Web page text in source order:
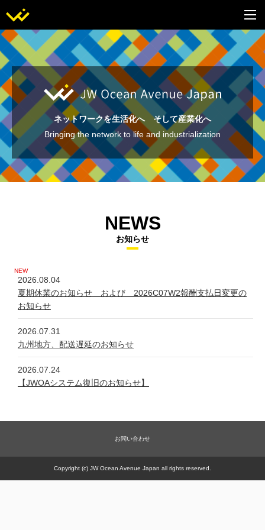
ネットワークを生活化へ そして産業化へ
Bringing the network to life and industrialization
NEWS
お知らせ
2026.08.04
夏期休業のお知らせ および 2026C07W2報酬支払日変更の
お知らせ
2026.07.31
九州地方、配送遅延のお知らせ
2026.07.24
【JWOAシステム復旧のお知らせ】
システム不具合について
新規商品【太古の甕 細胞浴サロン営業権】販売一時休止の件
お問い合わせ
Copyright (c) JW Ocean Avenue Japan all rights reserved.